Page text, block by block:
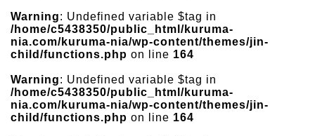
Warning: Undefined variable $tag in
/home/c5438350/public_html/kuruma-
nia.com/kuruma-nia/wp-content/themes/jin-
child/functions.php on line 164
Warning: Undefined variable $tag in
/home/c5438350/public_html/kuruma-
nia.com/kuruma-nia/wp-content/themes/jin-
child/functions.php on line 164